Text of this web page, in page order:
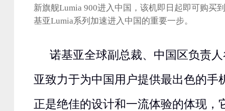
新旗舰Lumia 900进入中国，该机即日起即可购买
基亚Lumia系列加速进入中国的重要一步。
诺基亚全球副总裁、中国区负责
亚致力于为中国用户提供最出色的手
正是绝佳的设计和一流体验的体现，